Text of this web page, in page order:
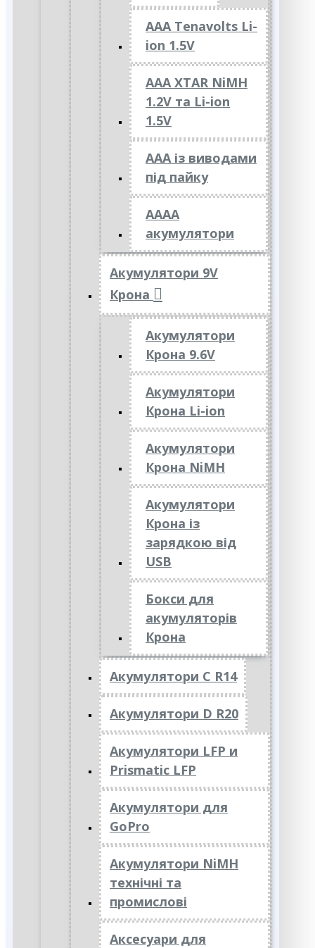
AAA Tenavolts Li-
ion 1.5V
AAA XTAR NiMH
1.2V та Li-ion
1.5V
ААА із виводами
під пайку
АААА
акумулятори
Акумулятори 9V
Крона
Акумулятори
Крона 9.6V
Акумулятори
Крона Li-ion
Акумулятори
Крона NiMH
Акумулятори
Крона із
зарядкою від
USB
Бокси для
акумуляторів
Крона
Акумулятори C R14
Акумулятори D R20
Акумулятори LFP и
Prismatic LFP
Акумулятори для
GoPro
Акумулятори NiMH
технічні та
промислові
Аксесуари для